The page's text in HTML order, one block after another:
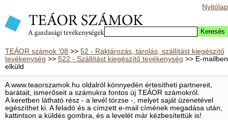
Nyitólap
TEÁOR számok '08 >> 52 - Raktározás, tárolás, szállítást kiegészítő
tevékenység >> 522 - Szállítást kiegészítő tevékenység >> E-mailben
elküld
A www.teaorszamok.hu oldalról könnyedén értesítheti partnereit,
barátait, ismerőseit a számukra fontos új TEÁOR számokról.
A keretben látható rész - a levél törzse -, melyet saját üzenetével
egészíthet ki. A feladó és a címzett e-mail címének megadása után,
kattintson a küldés gombra, és a levelét már kézbesítettük is!